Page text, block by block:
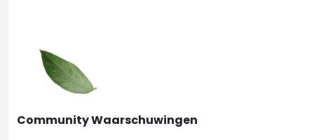
Community Waarschuwingen